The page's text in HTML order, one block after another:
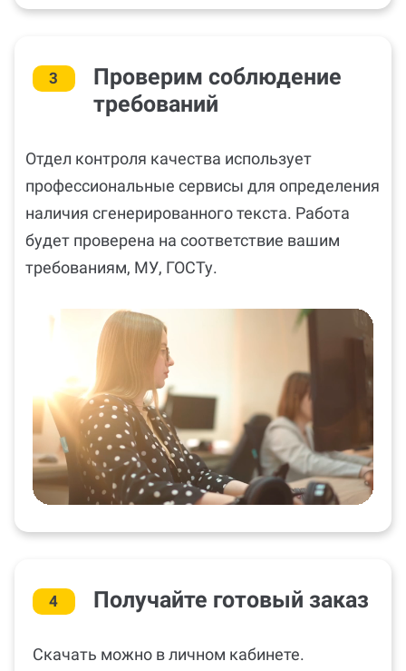
3
Проверим соблюдение
требований
Отдел контроля качества использует
профессиональные сервисы для определения
наличия сгенерированного текста. Работа
будет проверена на соответствие вашим
требованиям, МУ, ГОСТу.
4 Получайте готовый заказ
Скачать можно в личном кабинете.